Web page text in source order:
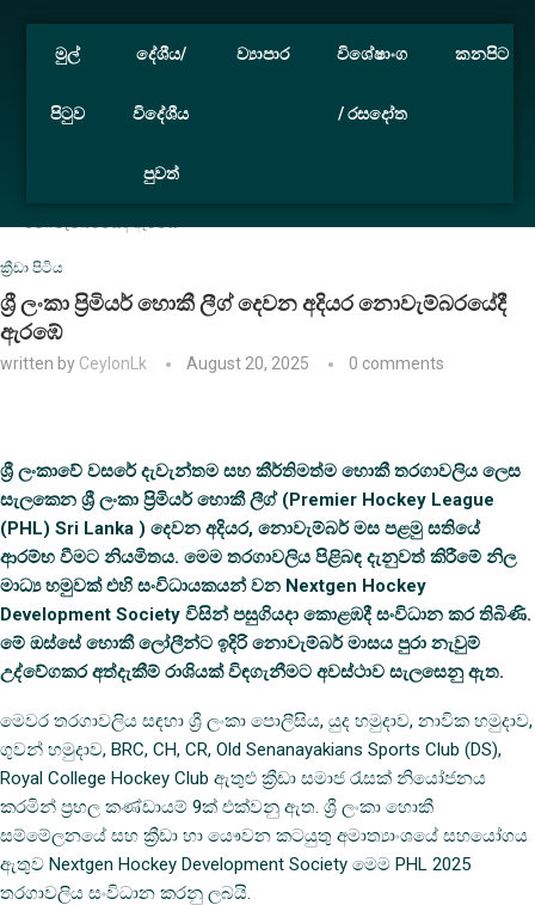
මුල්
පිටුව
දේශීය/
විදේශීය
පුවත්
ව්‍යාපාර විශේෂාංග
/ රසදෝත
කනපිට
නොවැම්බරයේදී ඇරඹේ
ක්‍රීඩා පිටිය
ශ්‍රී ලංකා ප්‍රිමියර් හොකී ලීග් දෙවන අදියර නොවැම්බරයේදී
ඇරඹේ
written by CeylonLk August 20, 2025 0 comments
ශ්‍රී ලංකාවේ වසරේ දැවැන්තම සහ කීර්තිමත්ම හොකී තරගාවලිය ලෙස
සැලකෙන ශ්‍රී ලංකා ප්‍රිමියර් හොකී ලීග් (Premier Hockey League
(PHL) Sri Lanka ) දෙවන අදියර, නොවැම්බර් මස පළමු සතියේ
ආරම්භ වීමට නියමිතය. මෙම තරගාවලිය පිළිබඳ දැනුවත් කිරීමේ නිල
මාධ්‍ය හමුවක් එහි සංවිධායකයන් වන Nextgen Hockey
Development Society විසින් පසුගියදා කොළඹදී සංවිධාන කර තිබිණි.
මේ ඔස්සේ හොකී ලෝලීන්ට ඉදිරි නොවැම්බර් මාසය පුරා නැවුම්
උද්වේගකර අත්දැකීම් රාශියක් විඳගැනීමට අවස්ථාව සැලසෙනු ඇත.
මෙවර තරගාවලිය සඳහා ශ්‍රී ලංකා පොලීසිය, යුද හමුදාව, නාවික හමුදාව,
ගුවන් හමුදාව, BRC, CH, CR, Old Senanayakians Sports Club (DS),
Royal College Hockey Club ඇතුළු ක්‍රීඩා සමාජ රැසක් නියෝජනය
කරමින් ප්‍රභල කණ්ඩායම් 9ක් එක්වනු ඇත. ශ්‍රී ලංකා හොකී
සම්මේලනයේ සහ ක්‍රීඩා හා යෞවන කටයුතු අමාත්‍යාංශයේ සහයෝගය
ඇතුව Nextgen Hockey Development Society මෙම PHL 2025
තරගාවලිය සංවිධාන කරනු ලබයි.